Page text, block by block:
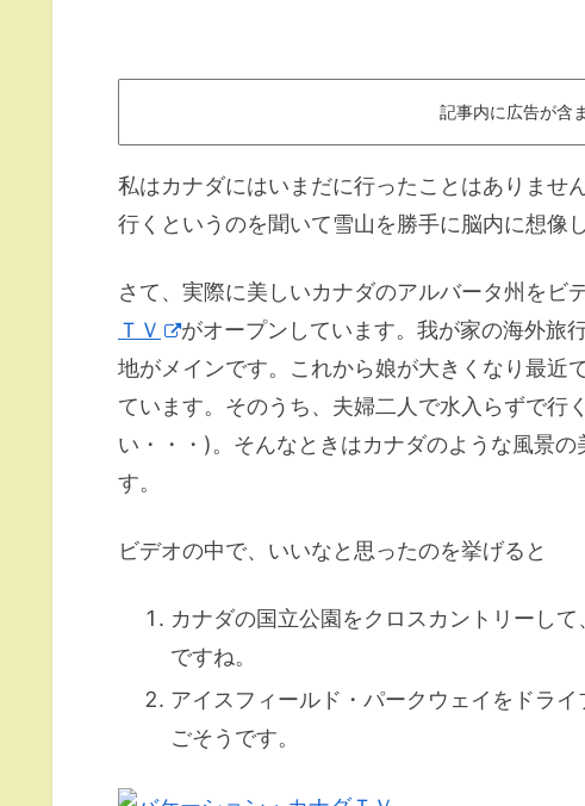
記事内に広告が含
私はカナダにはいまだに行ったことはありませ
行くというのを聞いて雪山を勝手に脳内に想像
さて、実際に美しいカナダのアルバータ州をビ
ＴＶ
がオープンしています。我が家の海外旅
地がメインです。これから娘が大きくなり最近
ています。そのうち、夫婦二人で水入らずで行
い・・・)。そんなときはカナダのような風景
す。
ビデオの中で、いいなと思ったのを挙げると
カナダの国立公園をクロスカントリーし
ですね。
アイスフィールド・パークウェイをドラ
ごそうです。